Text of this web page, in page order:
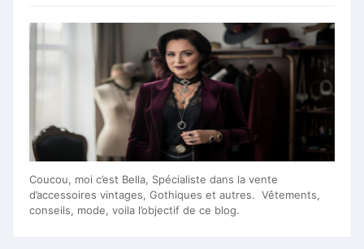
Coucou, moi c’est Bella, Spécialiste dans la vente
d’accessoires vintages, Gothiques et autres. Vêtements,
conseils, mode, voila l’objectif de ce blog.